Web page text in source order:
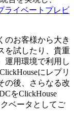
ライベートプレビ
のお客様から大き
を試したり、貴重
運用環境で利用し
にレプリ
の後、さらなる改
をClickHouse
ベータとしてご